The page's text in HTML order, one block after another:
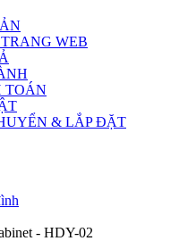
WEB
TOÁN
& LẮP ĐẶT
- HDY-02